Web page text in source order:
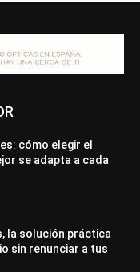
cómo elegir el
se adapta a cada
la solución práctica
sin renunciar a tus